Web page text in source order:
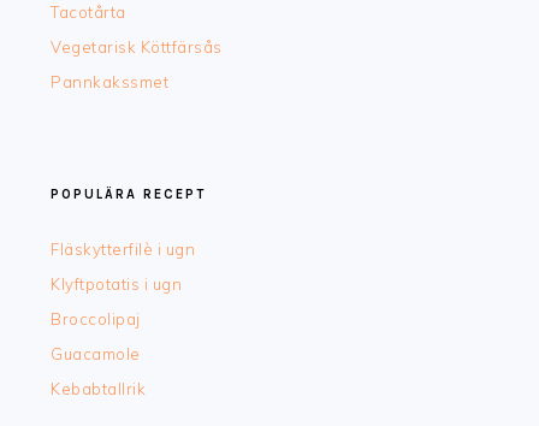
Tacotårta
Vegetarisk Köttfärsås
Pannkakssmet
POPULÄRA RECEPT
Fläskytterfilè i ugn
Klyftpotatis i ugn
Broccolipaj
Guacamole
Kebabtallrik